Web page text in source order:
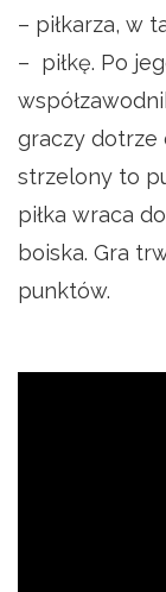
– piłkarza, w
– piłkę. Po
graczy dotrze
strzelony to
piłka wraca
boiska. Gra
punktów.